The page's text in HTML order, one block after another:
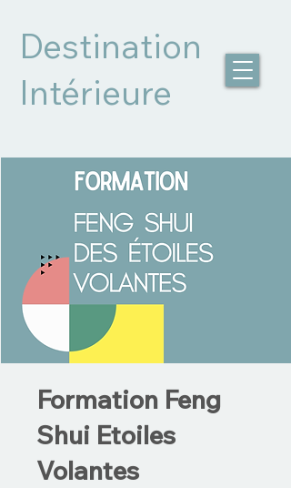
Destination
Intérieure
Formation Feng
Shui Etoiles
Volantes